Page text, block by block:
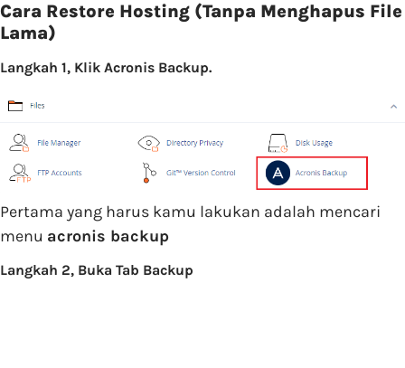
Cara Restore Hosting (Tanpa Menghapus File
Lama)
Langkah 1, Klik Acronis Backup.
Pertama yang harus kamu lakukan adalah mencari
menu acronis backup
Langkah 2, Buka Tab Backup